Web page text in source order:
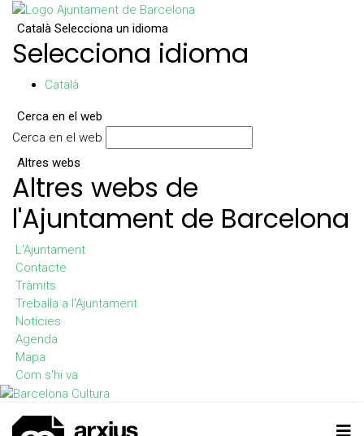
Català Selecciona un idioma
Selecciona idioma
Català
Cerca en el web
Cerca en el web
Altres webs
Altres webs de
l'Ajuntament de Barcelona
L'Ajuntament
Contacte
Tràmits
Treballa a l'Ajuntament
Notícies
Agenda
Mapa
Com s'hi va